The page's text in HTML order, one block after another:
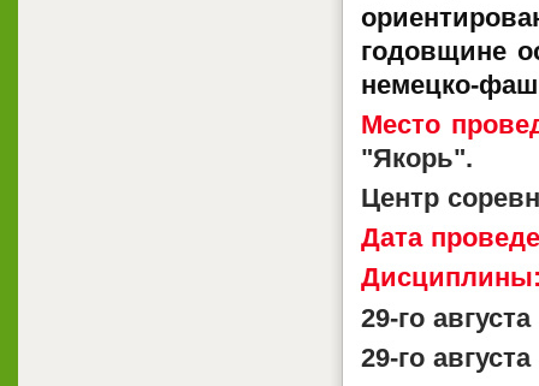
годовщине
немецко-
Место
"Якорь".
Центр
Дата
29-го
29-го